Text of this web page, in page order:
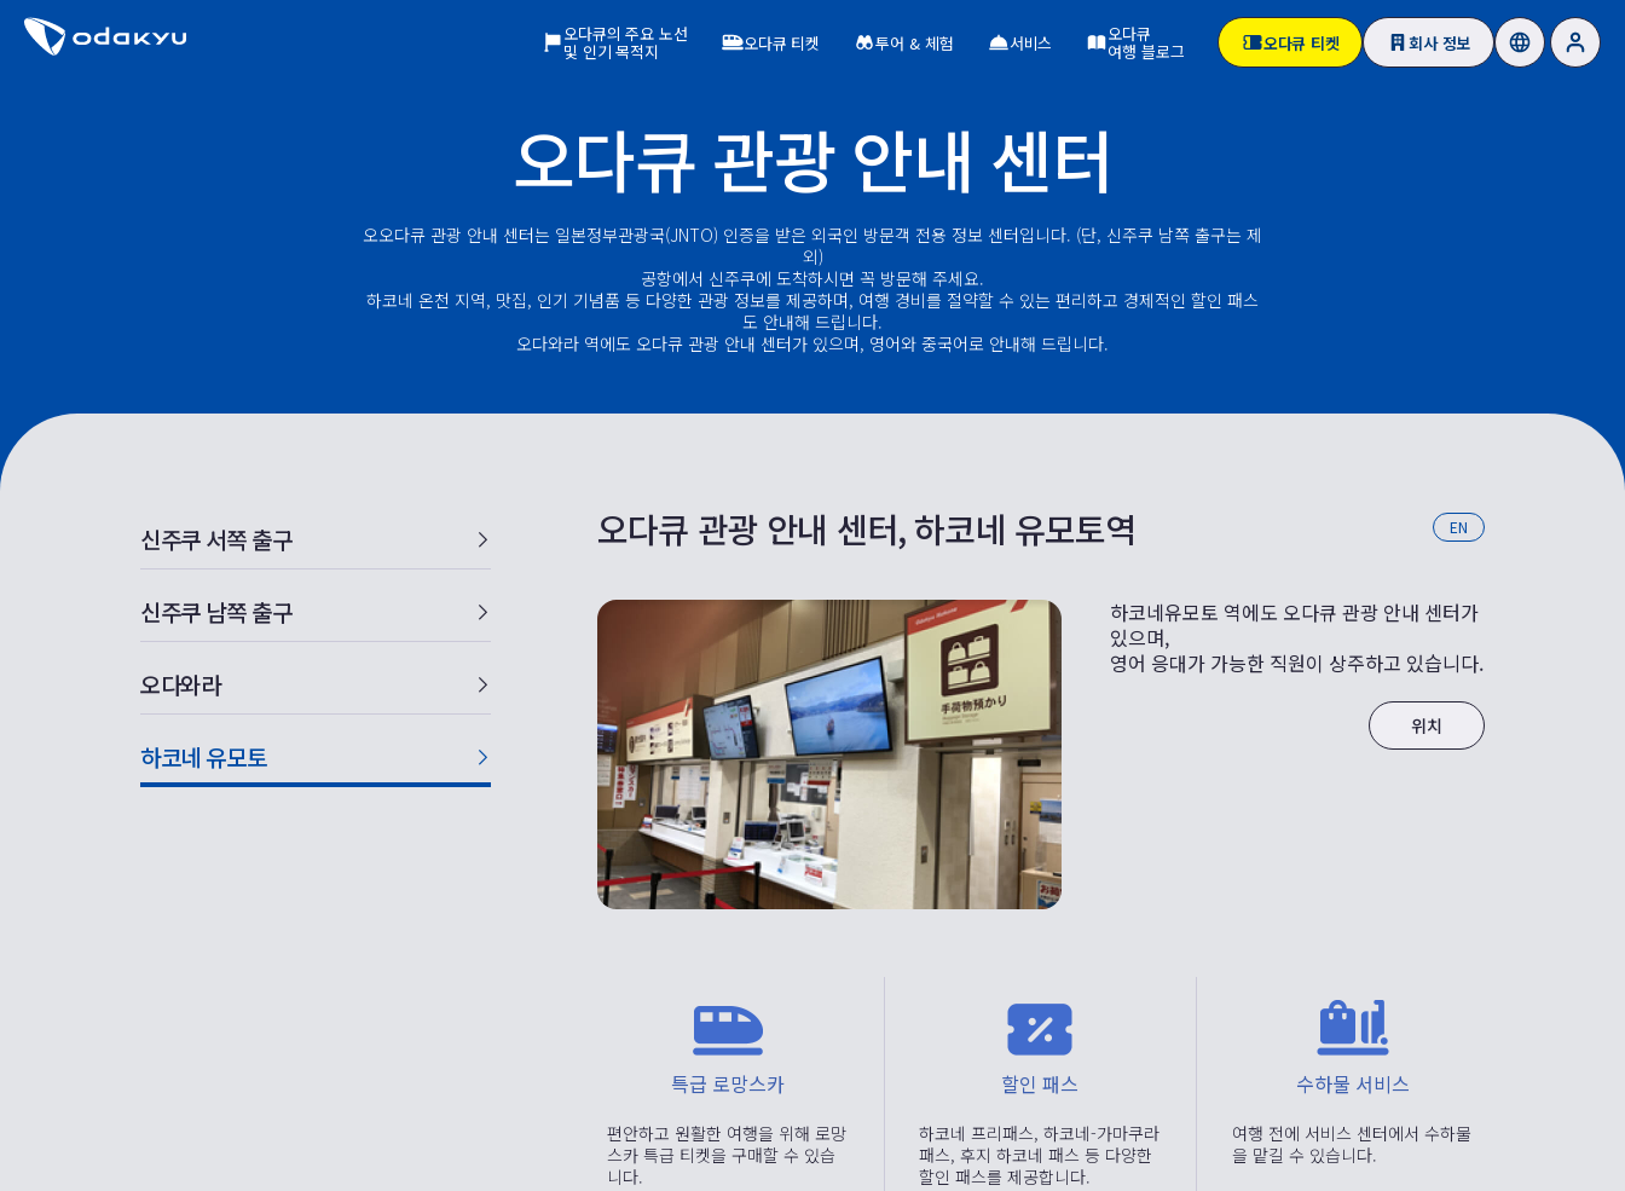
오다큐의 주요 노선
및 인기 목적지 오다큐 티켓 투어 & 체험 서비스 오다큐
여행 블로그 오다큐 티켓 회사 정보
오다큐 관광 안내 센터
오오다큐 관광 안내 센터는 일본정부관광국(JNTO) 인증을 받은 외국인 방문객 전용 정보 센터입니다. (단, 신주쿠 남쪽 출구는 제
외)
공항에서 신주쿠에 도착하시면 꼭 방문해 주세요.
하코네 온천 지역, 맛집, 인기 기념품 등 다양한 관광 정보를 제공하며, 여행 경비를 절약할 수 있는 편리하고 경제적인 할인 패스
도 안내해 드립니다.
오다와라 역에도 오다큐 관광 안내 센터가 있으며, 영어와 중국어로 안내해 드립니다.
신주쿠 서쪽 출구
신주쿠 남쪽 출구
오다와라
하코네 유모토
오다큐 관광 안내 센터, 하코네 유모토역 EN
하코네유모토 역에도 오다큐 관광 안내 센터가
있으며,
영어 응대가 가능한 직원이 상주하고 있습니다.
위치
특급 로망스카
편안하고 원활한 여행을 위해 로망
스카 특급 티켓을 구매할 수 있습
니다.
할인 패스
하코네 프리패스, 하코네-가마쿠라
패스, 후지 하코네 패스 등 다양한
할인 패스를 제공합니다.
수하물 서비스
여행 전에 서비스 센터에서 수하물
을 맡길 수 있습니다.